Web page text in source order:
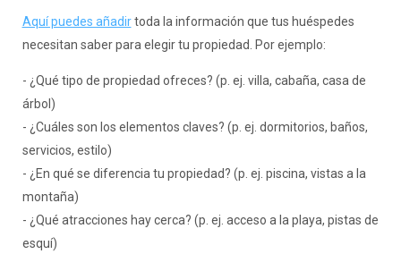
Aquí puedes añadirtoda la información que tus huéspedes
necesitan saber para elegir tu propiedad. Por ejemplo:
- ¿Qué tipo de propiedad ofreces? (p. ej. villa, cabaña, casa de
árbol)
- ¿Cuáles son los elementos claves? (p. ej. dormitorios, baños,
servicios, estilo)
- ¿En qué se diferencia tu propiedad? (p. ej. piscina, vistas a la
montaña)
- ¿Qué atracciones hay cerca? (p. ej. acceso a la playa, pistas de
esquí)